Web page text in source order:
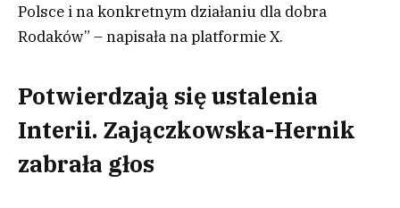
Polsce i na konkretnym działaniu dla dobra
Rodaków” – napisała na platformie X.
Potwierdzają się ustalenia
Interii. Zajączkowska-Hernik
zabrała głos